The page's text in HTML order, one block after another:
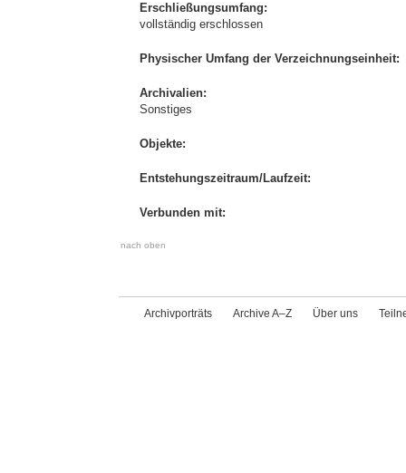
Erschließungsumfang:
vollständig erschlossen
Physischer Umfang der Verzeichnungseinheit:
Archivalien:
Sonstiges
Objekte:
Entstehungszeitraum/Laufzeit:
Verbunden mit:
nach oben
Archivporträts Archive A–Z Über uns